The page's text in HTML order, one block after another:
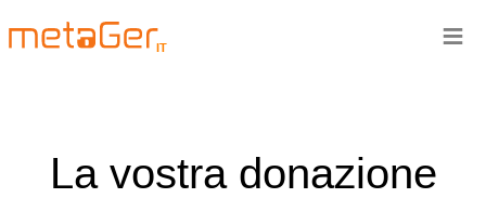
IT
La vostra donazione
≡